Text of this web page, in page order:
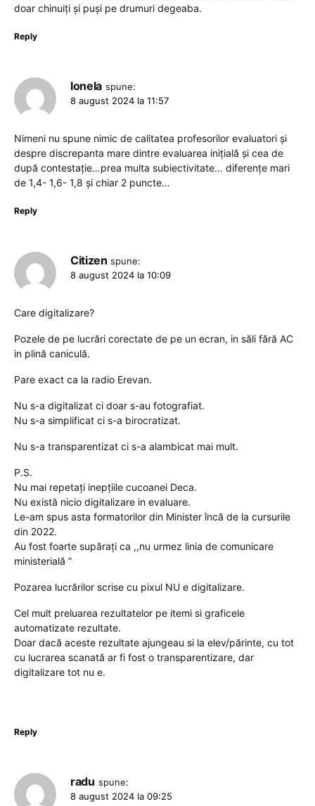
doar chinuiți și puși pe drumuri degeaba.
Reply
Ionela spune:
8 august 2024 la 11:57
Nimeni nu spune nimic de calitatea profesorilor evaluatori și
despre discrepanta mare dintre evaluarea inițială și cea de
după contestație…prea multa subiectivitate… diferențe mari
de 1,4- 1,6- 1,8 și chiar 2 puncte…
Reply
Citizen spune:
8 august 2024 la 10:09
Care digitalizare?
Pozele de pe lucrări corectate de pe un ecran, in săli fără AC
in plină caniculă.
Pare exact ca la radio Erevan.
Nu s-a digitalizat ci doar s-au fotografiat.
Nu s-a simplificat ci s-a birocratizat.
Nu s-a transparentizat ci s-a alambicat mai mult.
P.S.
Nu mai repetați inepțiile cucoanei Deca.
Nu există nicio digitalizare in evaluare.
Le-am spus asta formatorilor din Minister încă de la cursurile
din 2022.
Au fost foarte supărați ca ,,nu urmez linia de comunicare
ministerială ”
Pozarea lucrărilor scrise cu pixul NU e digitalizare.
Cel mult preluarea rezultatelor pe itemi si graficele
automatizate rezultate.
Doar dacă aceste rezultate ajungeau si la elev/părinte, cu tot
cu lucrarea scanată ar fi fost o transparentizare, dar
digitalizare tot nu e.
Reply
radu spune:
8 august 2024 la 09:25